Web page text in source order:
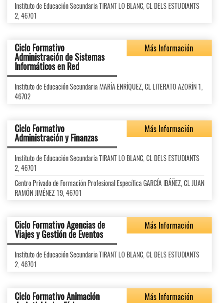
Instituto de Educación Secundaria TIRANT LO BLANC, CL DELS ESTUDIANTS
2, 46701
Ciclo Formativo
Administración de Sistemas
Informáticos en Red
Más Información
Instituto de Educación Secundaria MARÍA ENRÍQUEZ, CL LITERATO AZORÍN 1,
46702
Ciclo Formativo
Administración y Finanzas
Más Información
Instituto de Educación Secundaria TIRANT LO BLANC, CL DELS ESTUDIANTS
2, 46701
Centro Privado de Formación Profesional Específica GARCÍA IBÁÑEZ, CL JUAN
RAMÓN JIMÉNEZ 19, 46701
Ciclo Formativo Agencias de
Viajes y Gestión de Eventos
Más Información
Instituto de Educación Secundaria TIRANT LO BLANC, CL DELS ESTUDIANTS
2, 46701
Ciclo Formativo Animación Más Información